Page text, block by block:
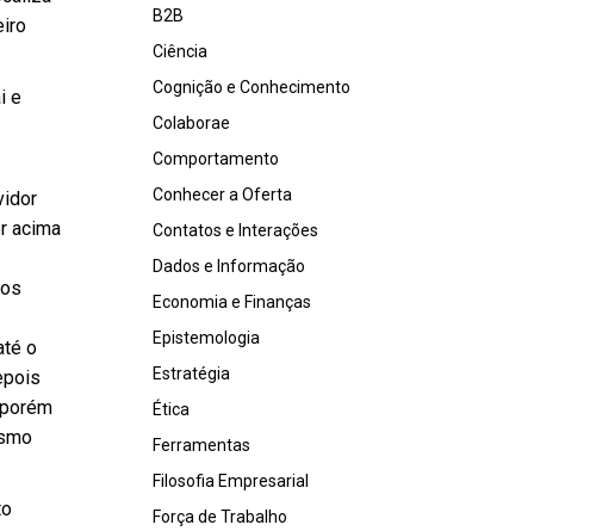
e
acima
o
B2B
Ciência
Cognição e Conhecimento
Colaborae
Comportamento
Conhecer a Oferta
Contatos e Interações
Dados e Informação
Economia e Finanças
Epistemologia
Estratégia
Ética
Ferramentas
Filosofia Empresarial
Força de Trabalho